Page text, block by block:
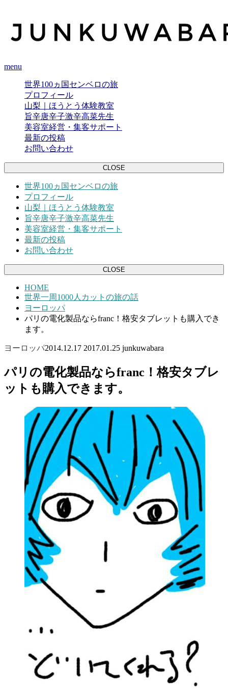
menu
世界100ヵ国センベロの旅
プロフィール
山梨｜ほうとう体験教室
旨辛唐辛子激辛高菜先生
美容室経営・集客サポート
最新の投稿
お問い合わせ
CLOSE
世界100ヵ国センベロの旅
プロフィール
山梨｜ほうとう体験教室
旨辛唐辛子激辛高菜先生
美容室経営・集客サポート
最新の投稿
お問い合わせ
CLOSE
HOME
世界一周1000人カットの旅の話
ヨーロッパ
パリの電化製品ならfranc！格安タブレットも購入でき
ます。
ヨーロッパ2014.12.17 2017.01.25 junkuwabara
パリの電化製品ならfranc！格安タブレ
ットも購入できます。